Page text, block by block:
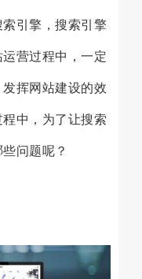
引擎，搜索引擎
营过程中，一定
挥网站建设的效
中，为了让搜索
问题呢？